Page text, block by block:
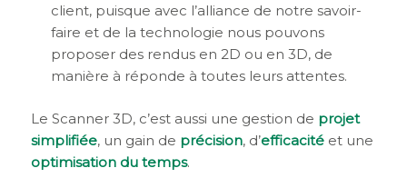
client, puisque avec l’alliance de notre savoir-
faire et de la technologie nous pouvons
proposer des rendus en 2D ou en 3D, de
manière à réponde à toutes leurs attentes.
Le Scanner 3D, c’est aussi une gestion de projet
simplifiée, un gain de précision, d’efficacitéet une
optimisation du temps.